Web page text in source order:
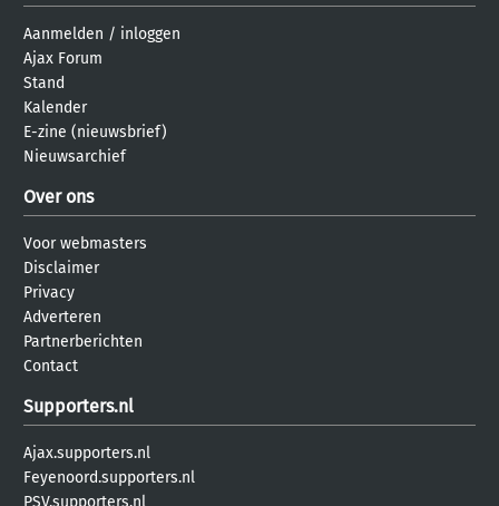
Aanmelden / inloggen
Ajax Forum
Stand
Kalender
E-zine (nieuwsbrief)
Nieuwsarchief
Over ons
Voor webmasters
Disclaimer
Privacy
Adverteren
Partnerberichten
Contact
Supporters.nl
Ajax.supporters.nl
Feyenoord.supporters.nl
PSV.supporters.nl